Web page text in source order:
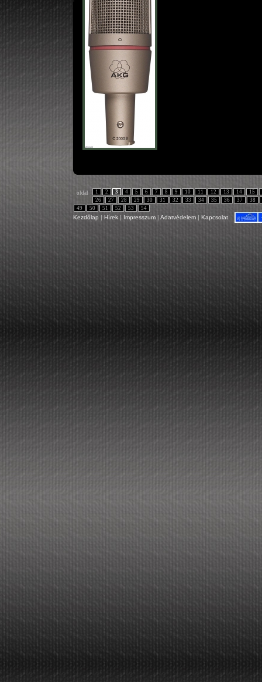
oldal 1 2 3 4 5 6 7 8 9 10 11 12 13 14
15
26
27 28 29 30 31 32 33 34 35 36 37
38
49
50 51 52 53 54
Kezdőlap | Hírek | Impresszum | Adatvédelem | Kapcsolat